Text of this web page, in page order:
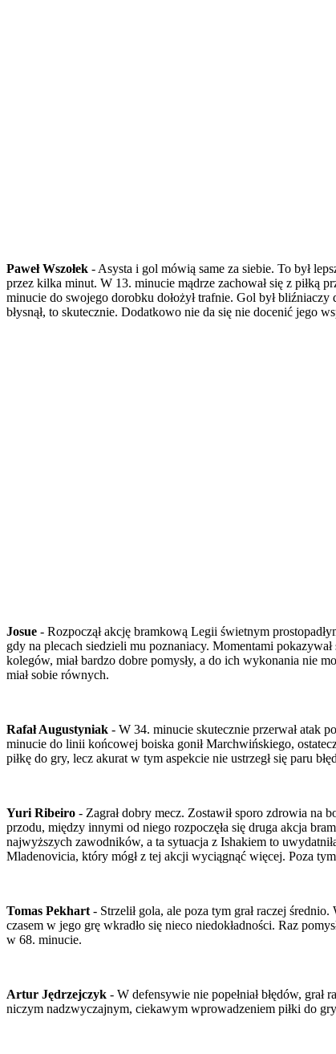
Paweł Wszołek - Asysta i gol mówią same za siebie. To był
przez kilka minut. W 13. minucie mądrze zachował się z piłką
minucie do swojego dorobku dołożył trafnie. Gol był
błysnął, to skutecznie. Dodatkowo nie da się nie docenić jego
Josue - Rozpoczął akcję bramkową Legii świetnym
gdy na plecach siedzieli mu poznaniacy. Momentami
kolegów, miał bardzo dobre pomysły, a do ich wykonania nie
miał sobie równych.
Rafał Augustyniak - W 34. minucie skutecznie przerwał atak
minucie do linii końcowej boiska gonił Marchwińskiego,
piłkę do gry, lecz akurat w tym aspekcie nie ustrzegł się paru
Yuri Ribeiro - Zagrał dobry mecz. Zostawił sporo zdrowia na
przodu, między innymi od niego rozpoczęła się druga akcja
najwyższych zawodników, a ta sytuacja z Ishakiem to
Mladenovicia, który mógł z tej akcji wyciągnąć więcej. Poza
Tomas Pekhart - Strzelił gola, ale poza tym grał raczej
czasem w jego grę wkradło się nieco niedokładności. Raz
w 68. minucie.
Artur Jędrzejczyk - W defensywie nie popełniał błędów,
niczym nadzwyczajnym, ciekawym wprowadzeniem piłki do